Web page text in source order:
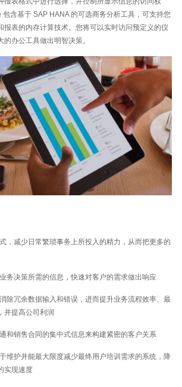
含基于 SAP HANA 的可选商务分析工具，可支持您
报表的内存计算技术。您将可以实时访问预定义的仪
办公工具做出明智决策。
，减少日常繁琐事务上所投入的精力，从而把更多的
务决策所需的信息，快速对客户的需求做出响应
除冗余数据输入和错误，进而提升业务流程效率、最
并提高公司利润
和销售合同的集中式信息来构建紧密的客户关系
维护并能最大限度减少最终用户培训需求的系统，降
实现速度